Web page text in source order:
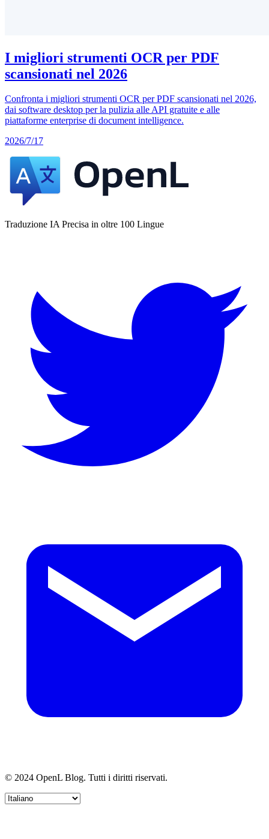
I migliori strumenti OCR per PDF
scansionati nel 2026
Confronta i migliori strumenti OCR per PDF scansionati nel 2026,
dai software desktop per la pulizia alle API gratuite e alle
piattaforme enterprise di document intelligence.
2026/7/17
Traduzione IA Precisa in oltre 100 Lingue
© 2024 OpenL Blog. Tutti i diritti riservati.